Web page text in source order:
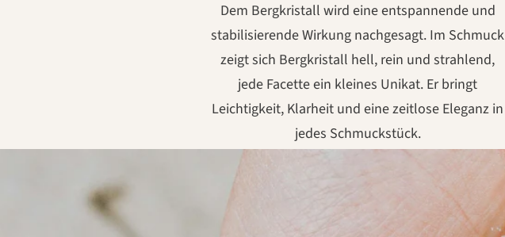
Dem Bergkristall wird eine entspannende und
stabilisierende Wirkung nachgesagt. Im Schmuck
zeigt sich Bergkristall hell, rein und strahlend,
jede Facette ein kleines Unikat. Er bringt
Leichtigkeit, Klarheit und eine zeitlose Eleganz in
jedes Schmuckstück.